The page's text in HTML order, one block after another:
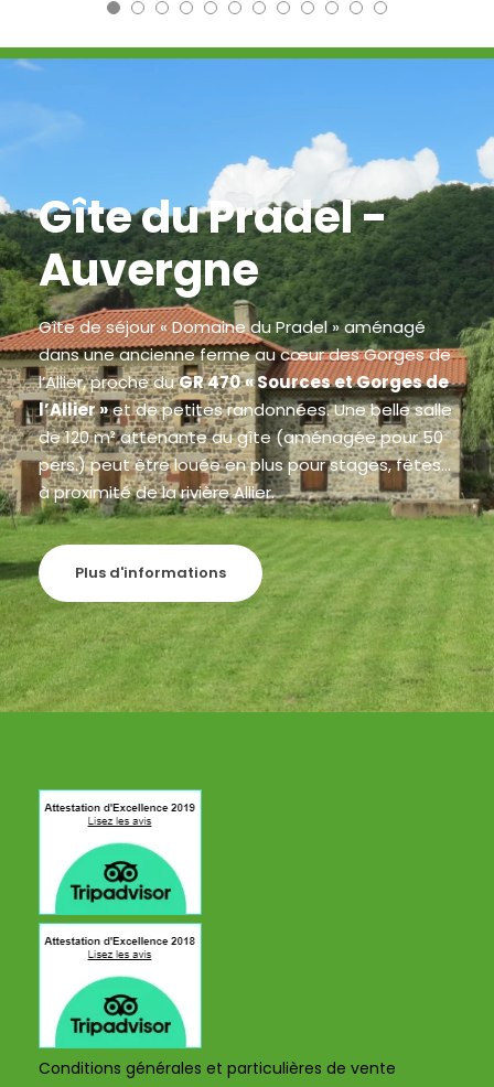
Gîte du Pradel -
Auvergne
Gîte de séjour « Domaine du Pradel » aménagé
dans une ancienne ferme au cœur des Gorges de
l’Allier, proche duGR 470« Sources et Gorges de
l’Allier »et de petites randonnées. Une belle salle
de 120 m² attenante au gîte (aménagée pour 50
pers.) peut être louée en plus pour stages, fêtes…
à proximité de la rivière Allier.
Plus d'informations
Conditions générales et particulières de vente